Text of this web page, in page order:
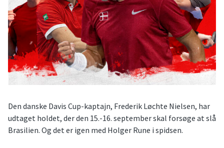
Den danske Davis Cup-kaptajn, Frederik Løchte Nielsen, har
udtaget holdet, der den 15.-16. september skal forsøge at slå
Brasilien. Og det er igen med Holger Rune i spidsen.